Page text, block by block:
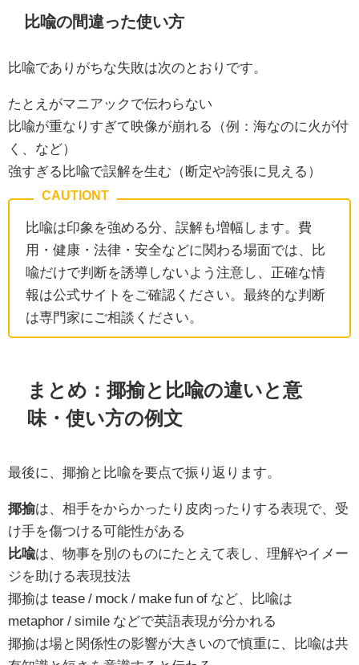
比喩の間違った使い方
比喩でありがちな失敗は次のとおりです。
たとえがマニアックで伝わらない
比喩が重なりすぎて映像が崩れる（例：海なのに火が付
く、など）
強すぎる比喩で誤解を生む（断定や誇張に見える）
比喩は印象を強める分、誤解も増幅します。費
用・健康・法律・安全などに関わる場面では、比
喩だけで判断を誘導しないよう注意し、正確な情
報は公式サイトをご確認ください。最終的な判断
は専門家にご相談ください。
まとめ：揶揄と比喩の違いと意
味・使い方の例文
最後に、揶揄と比喩を要点で振り返ります。
揶揄は、相手をからかったり皮肉ったりする表現で、受
け手を傷つける可能性がある
比喩は、物事を別のものにたとえて表し、理解やイメー
ジを助ける表現技法
揶揄は tease / mock / make fun of など、比喩は
metaphor / simile などで英語表現が分かれる
揶揄は場と関係性の影響が大きいので慎重に、比喩は共